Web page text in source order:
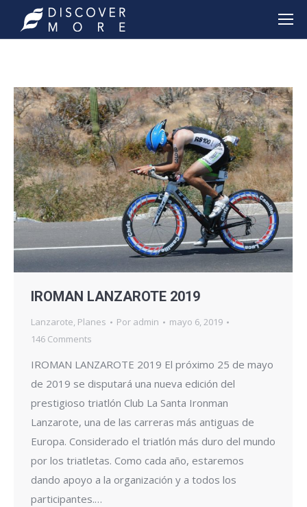
IROMAN LANZAROTE 2019
Lanzarote, Planes Por admin
mayo 6, 2019
146 Comments
IROMAN LANZAROTE 2019 El próximo 25 de mayo
de 2019 se disputará una nueva edición del
prestigioso triatlón Club La Santa Ironman
Lanzarote, una de las carreras más antiguas de
Europa. Considerado el triatlón más duro del mundo
por los triatletas. Como cada año, estaremos
dando apoyo a la organización y a todos los
participantes.…